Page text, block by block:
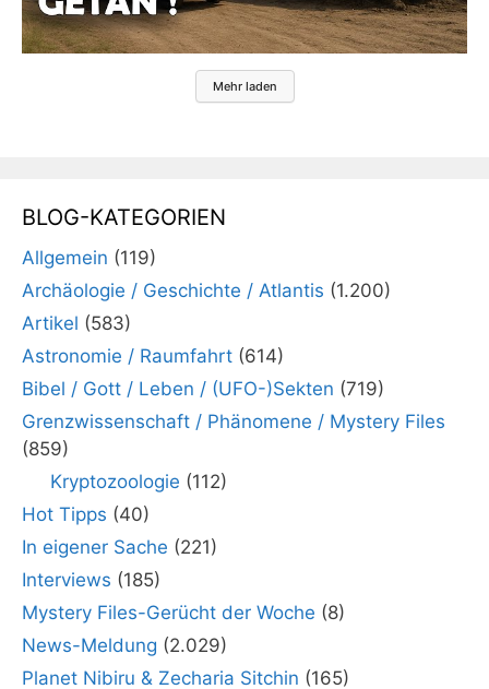
Mehr laden
BLOG-KATEGORIEN
Allgemein (119)
Archäologie / Geschichte / Atlantis (1.200)
Artikel (583)
Astronomie / Raumfahrt (614)
Bibel / Gott / Leben / (UFO-)Sekten (719)
Grenzwissenschaft / Phänomene / Mystery Files
(859)
Kryptozoologie (112)
Hot Tipps (40)
In eigener Sache (221)
Interviews (185)
Mystery Files-Gerücht der Woche (8)
News-Meldung (2.029)
Planet Nibiru & Zecharia Sitchin (165)